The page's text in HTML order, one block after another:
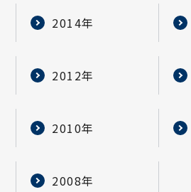
2014年
2012年
2010年
2008年